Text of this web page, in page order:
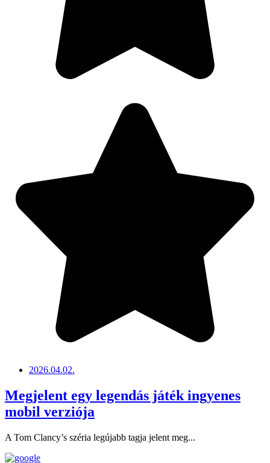
2026.04.02.
Megjelent egy legendás játék ingyenes
mobil verziója
A Tom Clancy’s széria legújabb tagja jelent meg...